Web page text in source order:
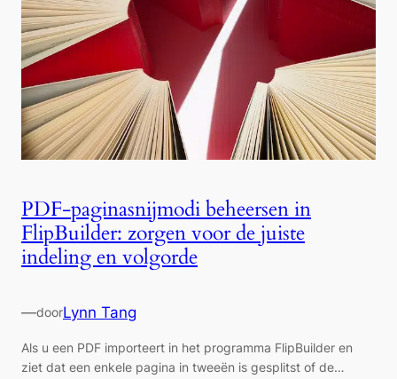
PDF-paginasnijmodi beheersen in
FlipBuilder: zorgen voor de juiste
indeling en volgorde
—doorLynn Tang
Als u een PDF importeert in het programma FlipBuilder en
ziet dat een enkele pagina in tweeën is gesplitst of de…